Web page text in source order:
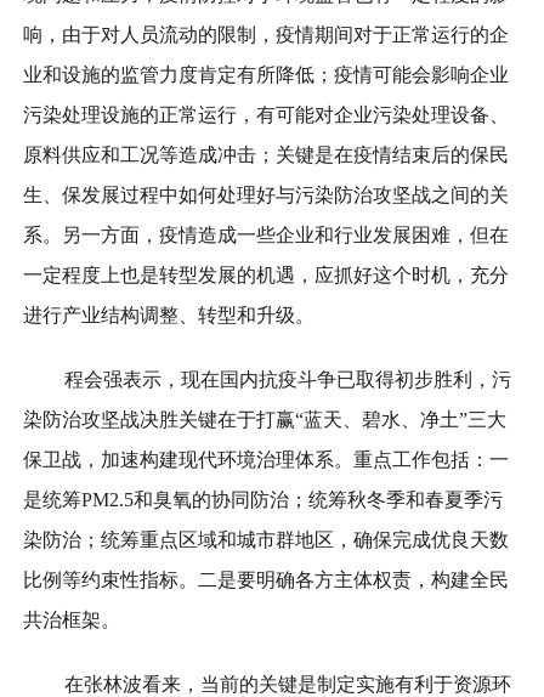
响，由于对人员流动的限制，疫情期间对于正常运行的企
业和设施的监管力度肯定有所降低；疫情可能会影响企业
污染处理设施的正常运行，有可能对企业污染处理设备、
原料供应和工况等造成冲击；关键是在疫情结束后的保民
生、保发展过程中如何处理好与污染防治攻坚战之间的关
系。另一方面，疫情造成一些企业和行业发展困难，但在
一定程度上也是转型发展的机遇，应抓好这个时机，充分
进行产业结构调整、转型和升级。
程会强表示，现在国内抗疫斗争已取得初步胜利，污
染防治攻坚战决胜关键在于打赢“蓝天、碧水、净土”三大
保卫战，加速构建现代环境治理体系。重点工作包括：一
是统筹PM2.5和臭氧的协同防治；统筹秋冬季和春夏季污
染防治；统筹重点区域和城市群地区，确保完成优良天数
比例等约束性指标。二是要明确各方主体权责，构建全民
共治框架。
在张林波看来，当前的关键是制定实施有利于资源环